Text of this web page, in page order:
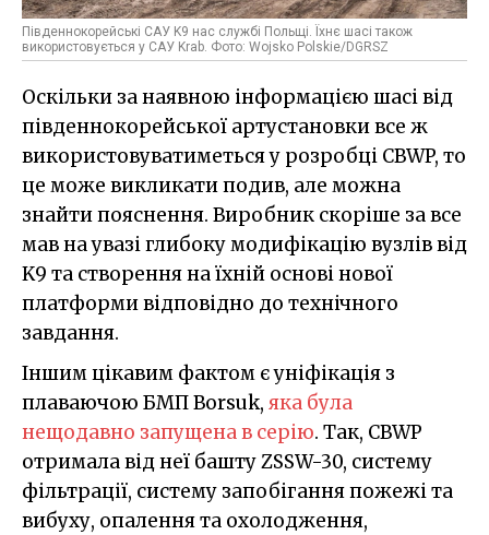
Південнокорейські САУ K9 нас службі Польщі. Їхнє шасі також
використовується у САУ Krab. Фото: Wojsko Polskie/DGRSZ
Оскільки за наявною інформацією шасі від
південнокорейської артустановки все ж
використовуватиметься у розробці CBWP, то
це може викликати подив, але можна
знайти пояснення. Виробник скоріше за все
мав на увазі глибоку модифікацію вузлів від
K9 та створення на їхній основі нової
платформи відповідно до технічного
завдання.
Іншим цікавим фактом є уніфікація з
плаваючою БМП Borsuk, яка була
нещодавно запущена в серію. Так, CBWP
отримала від неї башту ZSSW-30, систему
фільтрації, систему запобігання пожежі та
вибуху, опалення та охолодження,